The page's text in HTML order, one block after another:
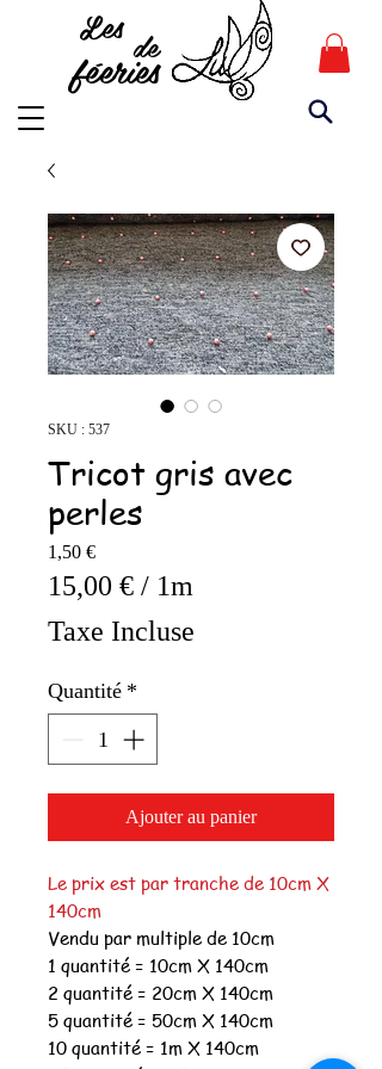
Les
féeries
de
SKU : 537
Tricot gris avec
perles
1,50 €Prix
15,00 € / 1m
15,00 €
1
Mètre
Taxe Incluse
Quantité *
Ajouter au panier
Le prix est par tranche de 10cm X
140cm
Vendu par multiple de 10cm
1 quantité = 10cm X 140cm
2 quantité = 20cm X 140cm
5 quantité = 50cm X 140cm
10 quantité = 1m X 140cm